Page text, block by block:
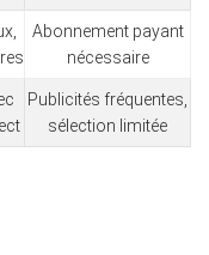
Abonnement payant
nécessaire
Publicités fréquentes,
sélection limitée